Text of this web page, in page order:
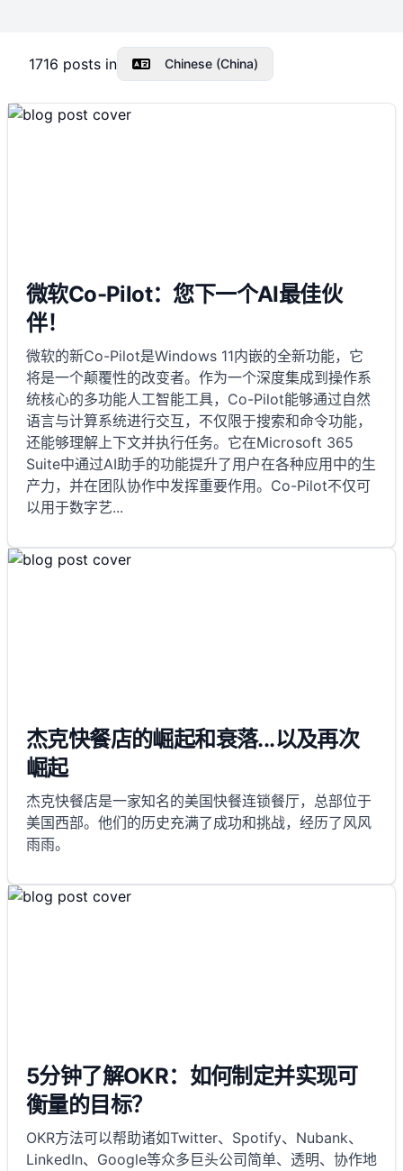
1716 posts in Chinese (China)
微软Co-Pilot：您下一个AI最佳伙
伴！
微软的新Co-Pilot是Windows 11内嵌的全新功能，它
将是一个颠覆性的改变者。作为一个深度集成到操作系
统核心的多功能人工智能工具，Co-Pilot能够通过自然
语言与计算系统进行交互，不仅限于搜索和命令功能，
还能够理解上下文并执行任务。它在Microsoft 365
Suite中通过AI助手的功能提升了用户在各种应用中的生
产力，并在团队协作中发挥重要作用。Co-Pilot不仅可
以用于数字艺...
杰克快餐店的崛起和衰落...以及再次
崛起
杰克快餐店是一家知名的美国快餐连锁餐厅，总部位于
美国西部。他们的历史充满了成功和挑战，经历了风风
雨雨。
5分钟了解OKR：如何制定并实现可
衡量的目标？
OKR方法可以帮助诸如Twitter、Spotify、Nubank、
LinkedIn、Google等众多巨头公司简单、透明、协作地